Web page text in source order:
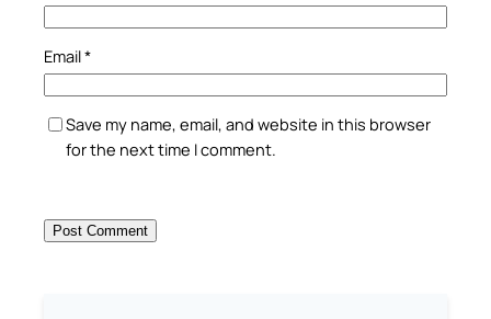
Email*
Save my name, email, and website in this browser
for the next time I comment.